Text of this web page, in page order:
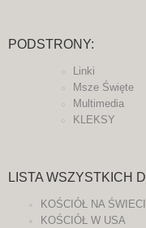
PODSTRONY:
Linki
Msze Święte
Multimedia
KLEKSY
LISTA WSZYSTKICH
KOŚCIÓŁ NA
KOŚCIÓŁ W USA